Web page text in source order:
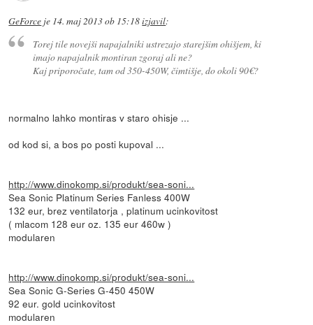
GeForce je 14. maj 2013 ob 15:18izjavil:
Torej tile novejši napajalniki ustrezajo starejšim ohišjem, ki
imajo napajalnik montiran zgoraj ali ne?
Kaj priporočate, tam od 350-450W, čimtišje, do okoli 90€?
normalno lahko montiras v staro ohisje ...
od kod si, a bos po posti kupoval ...
http://www.dinokomp.si/produkt/sea-soni...
Sea Sonic Platinum Series Fanless 400W
132 eur, brez ventilatorja , platinum ucinkovitost
( mlacom 128 eur oz. 135 eur 460w )
modularen
http://www.dinokomp.si/produkt/sea-soni...
Sea Sonic G-Series G-450 450W
92 eur. gold ucinkovitost
modularen